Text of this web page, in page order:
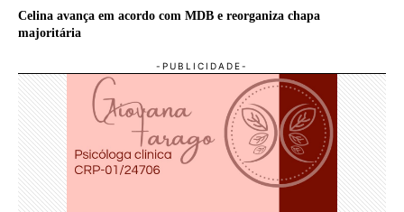
Celina avança em acordo com MDB e reorganiza chapa
majoritária